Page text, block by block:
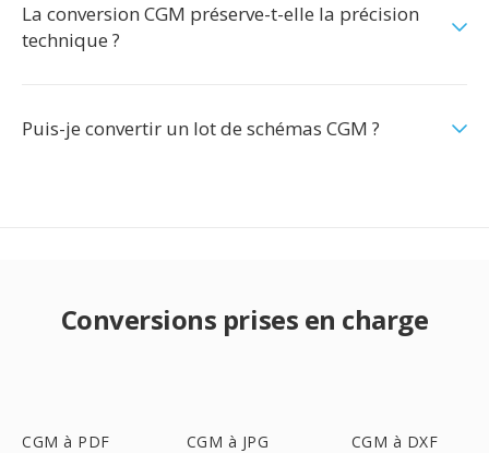
La conversion CGM préserve-t-elle la précision
technique ?
Puis-je convertir un lot de schémas CGM ?
Conversions prises en charge
CGM à PDF CGM à JPG CGM à DXF